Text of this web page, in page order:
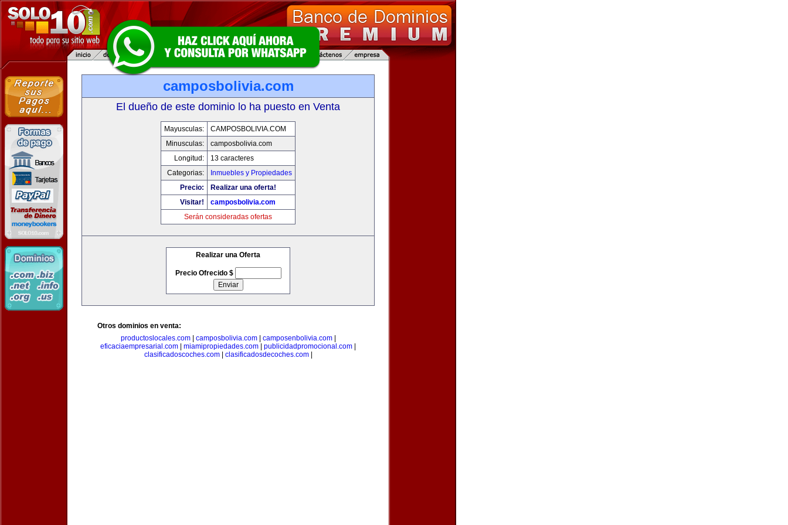
camposbolivia.com
El dueño de este dominio lo ha puesto en Venta
Mayusculas:
CAMPOSBOLIVIA.COM
Minusculas:
camposbolivia.com
Longitud:
13 caracteres
Categorias:
Inmuebles y Propiedades
Precio:
Realizar una oferta!
Visitar!
camposbolivia.com
Serán consideradas ofertas
Realizar una Oferta
Precio Ofrecido $
Otros dominios en venta:
productoslocales.com| camposbolivia.com| camposenbolivia.com|
eficaciaempresarial.com
miamipropiedades.com publicidadpromocional.com
clasificadoscoches.com| clasificadosdecoches.com|